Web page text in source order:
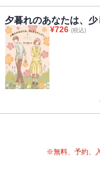
夕暮れのあなたは、
¥726 (税込)
※無料、予約、